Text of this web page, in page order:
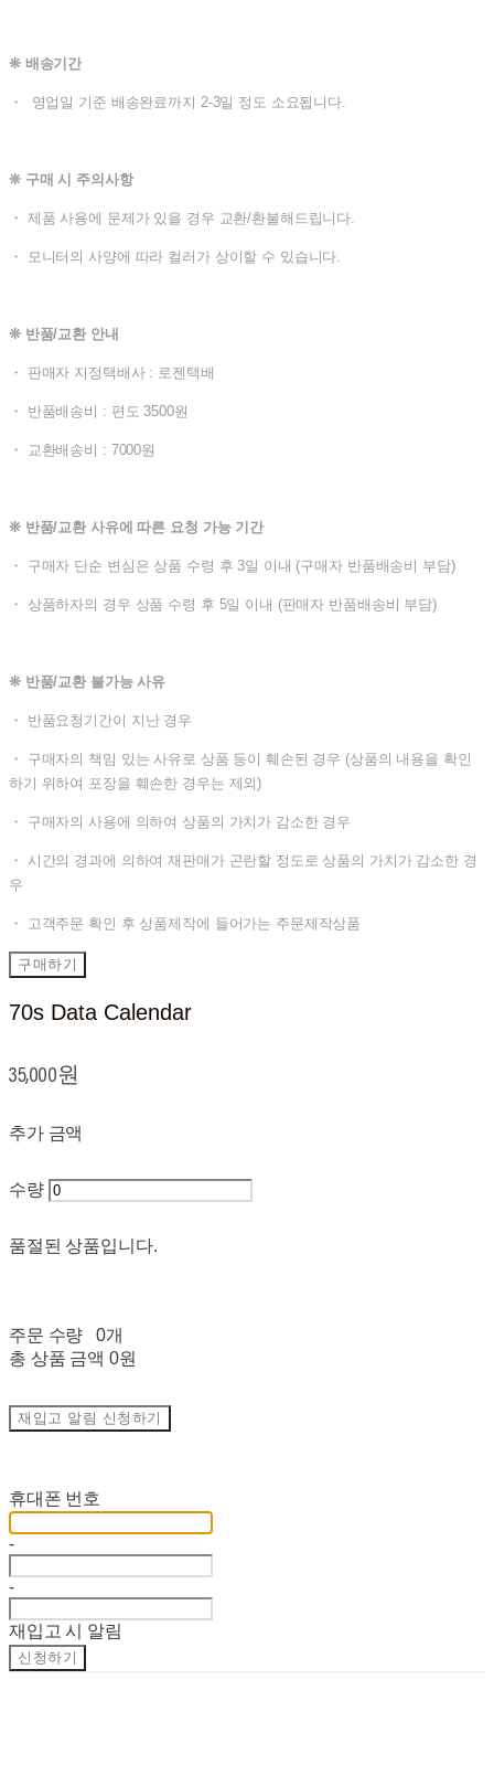
❊ 배송기간
・ 영업일 기준 배송완료까지 2-3일 정도 소요됩니다.
❊ 구매 시 주의사항
・ 제품 사용에 문제가 있을 경우 교환/환불해드립니다.
・ 모니터의 사양에 따라 컬러가 상이할 수 있습니다.
❊ 반품/교환 안내
・ 판매자 지정택배사 : 로젠택배
・ 반품배송비 : 편도 3500원
・ 교환배송비 : 7000원
❊ 반품/교환 사유에 따른 요청 가능 기간
・ 구매자 단순 변심은 상품 수령 후 3일 이내 (구매자 반품배송비 부담)
・ 상품하자의 경우 상품 수령 후 5일 이내 (판매자 반품배송비 부담)
❊ 반품/교환 불가능 사유
・ 반품요청기간이 지난 경우
・ 구매자의 책임 있는 사유로 상품 등이 훼손된 경우 (상품의 내용을 확인
하기 위하여 포장을 훼손한 경우는 제외)
・ 구매자의 사용에 의하여 상품의 가치가 감소한 경우
・ 시간의 경과에 의하여 재판매가 곤란할 정도로 상품의 가치가 감소한 경
우
・ 고객주문 확인 후 상품제작에 들어가는 주문제작상품
구매하기
70s Data Calendar
35,000원
추가 금액
수량
품절된 상품입니다.
주문 수량
0개
총 상품 금액 0원
재입고 알림 신청하기
휴대폰 번호
-
-
재입고 시 알림
신청하기